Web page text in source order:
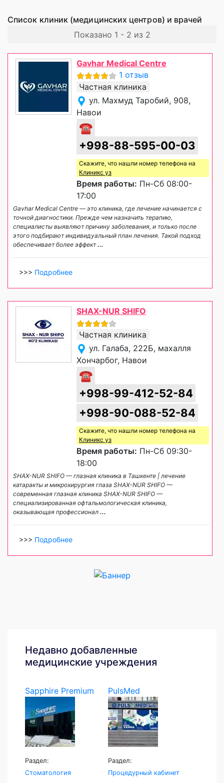
Список клиник (медицинских центров) и врачей
Показано 1 - 2 из 2
Gavhar Medical Centre
1 отзыв
Частная клиника
ул. Махмуд Таробий, 908,
Навои
☎
+998-88-595-00-03
Скажите, что нашли номер телефона на
Клиникс уз
Время работы: Пн-Сб 08:00-
17:00
Gavhar Medical Centre — это клиника, где лечение начинается с
точной диагностики. Прежде чем назначить терапию,
специалисты выявляют причину заболевания, и только после
этого подбирают индивидуальный план лечения. Такой подход
обеспечивает более эффект...
>>> Подробнее
SHAX-NUR SHIFO
Частная клиника
ул. Галаба, 222Б, махалля
Хончарбог, Навои
☎
+998-99-412-52-84
+998-90-088-52-84
Скажите, что нашли номер телефона на
Клиникс уз
Время работы: Пн-Сб 09:30-
18:00
SHAX-NUR SHIFO — глазная клиника в Ташкенте | лечение
катаракты и микрохирургия глаза SHAX-NUR SHIFO —
современная глазная клиника SHAX-NUR SHIFO —
специализированная офтальмологическая клиника,
оказывающая профессионал ...
>>> Подробнее
Недавно добавленные
медицинские учреждения
Sapphire Premium
Раздел:
Стоматология
PulsMed
Раздел:
Процедурный кабинет